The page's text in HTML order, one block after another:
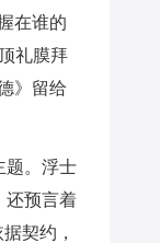
在谁的
礼膜拜
》留给
题。浮士
还预言着
契约，